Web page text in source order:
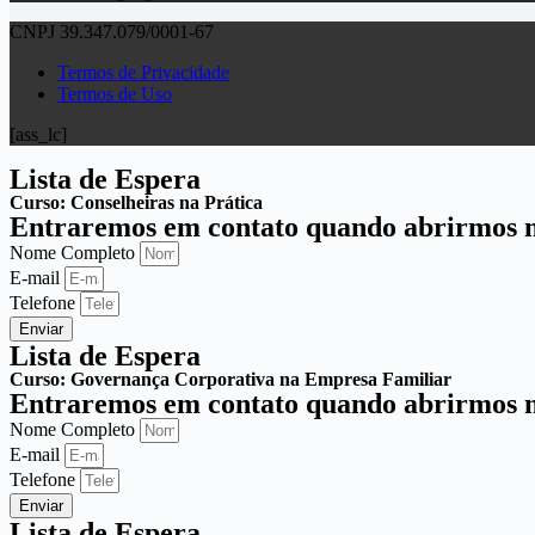
CNPJ 39.347.079/0001-67
Termos de Privacidade
Termos de Uso
[ass_lc]
Lista de Espera
Curso: Conselheiras na Prática
Entraremos em contato quando abrirmos
Nome Completo
E-mail
Telefone
Enviar
Lista de Espera
Curso: Governança Corporativa na Empresa Familiar
Entraremos em contato quando abrirmos
Nome Completo
E-mail
Telefone
Enviar